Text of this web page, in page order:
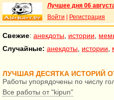
Лучшее дня 06
Войти
Регистрация
Свежие: анекдоты истории
Случайные: анекдоты истории
ЛУЧШАЯ ДЕСЯТКА ИСТОРИЙ
Работы упорядочены по числу
Все работы от "kipun"